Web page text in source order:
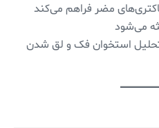
مضر فراهم می‌کند
می‌شود
تحلیل استخوان فک و لق شدن